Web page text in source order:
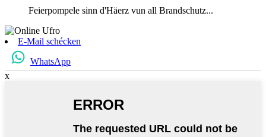
Feierpompele sinn d'Häerz vun all Brandschutz...
E-Mail schécken
WhatsApp
x